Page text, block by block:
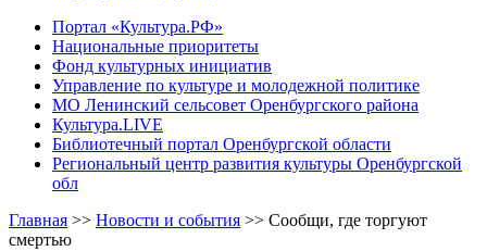
Портал «Культура.РФ»
Национальные приоритеты
Фонд культурных инициатив
Управление по культуре и молодежной политике
МО Ленинский сельсовет Оренбургского района
Культура.LIVE
Библиотечный портал Оренбургской области
Региональный центр развития культуры Оренбургской
обл
Главная >> Новости и события >> Сообщи, где торгуют
смертью